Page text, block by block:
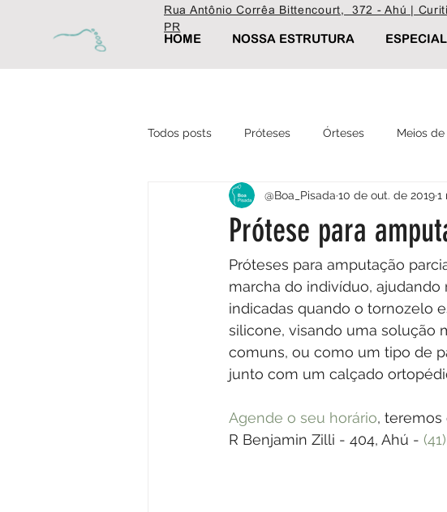
HOME NOSSA ESTRUTURA
Rua Antônio Corrêa Bittencourt, 372 - Ahú |
PR
Todos posts Próteses Órteses Meios
Ortopédica Fisioterapia Reabilitação
Prótese para
@Boa_Pisada 10 de out. de 20191
Próteses para amputação
marcha do indivíduo, ajudando
indicadas quando o tornozelo
silicone, visando uma solução
comuns, ou como um tipo de
junto com um calçado
Agende o seu horário, teremos
R Benjamin Zilli - 404, Ahú -